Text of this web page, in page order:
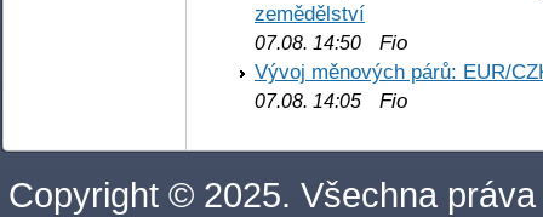
zemědělství
07.08. 14:50 Fio
Vývoj měnových párů: EUR/
07.08. 14:05 Fio
Copyright © 2025. Všechna práva